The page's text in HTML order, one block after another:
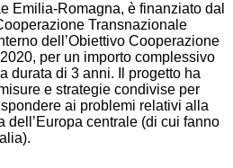
Emilia-Romagna, è finanziato dal
Transnazionale
dell’Obiettivo Cooperazione
per un importo complessivo
durata di 3 anni. Il progetto ha
e strategie condivise per
ai problemi relativi alla
dell’Europa centrale (di cui fanno